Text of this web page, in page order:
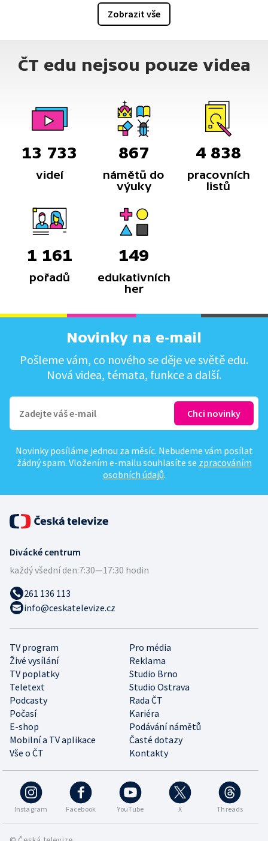
Zobrazit vše
ČT edu nejsou pouze videa
13 733
videí
867
námětů do
výuky
4 838
pracovních
listů
1 161
pořadů
149
edukativních
her
Novinky na e-mail
Pošleme vám, co nového se děje ve světě edu.
Nová videa, témata, funkce a další.
Novinky posíláme jednou za měsíc. Nebudeme vám posílat
žádný spam. Vložením e-mailu souhlasíte se zpracováním
osobních údajů.